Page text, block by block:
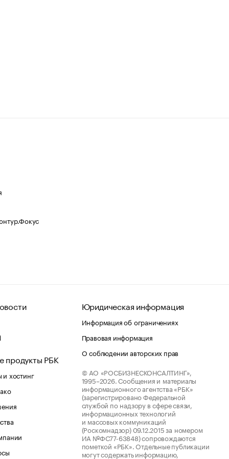
продукты РБК
хостинг
Юридическая информация
Информация об ограничениях
Правовая информация
О соблюдении авторских прав
© АО «РОСБИЗНЕСКОНСАЛТИНГ»,
1995–2026. Сообщения и материалы
информационного агентства «РБК»
(зарегистрировано Федеральной
службой по надзору в сфере связи,
информационных технологий
и массовых коммуникаций
(Роскомнадзор) 09.12.2015 за номером
ИА №ФС77-63848) сопровождаются
пометкой «РБК». Отдельные публикации
могут содержать информацию,